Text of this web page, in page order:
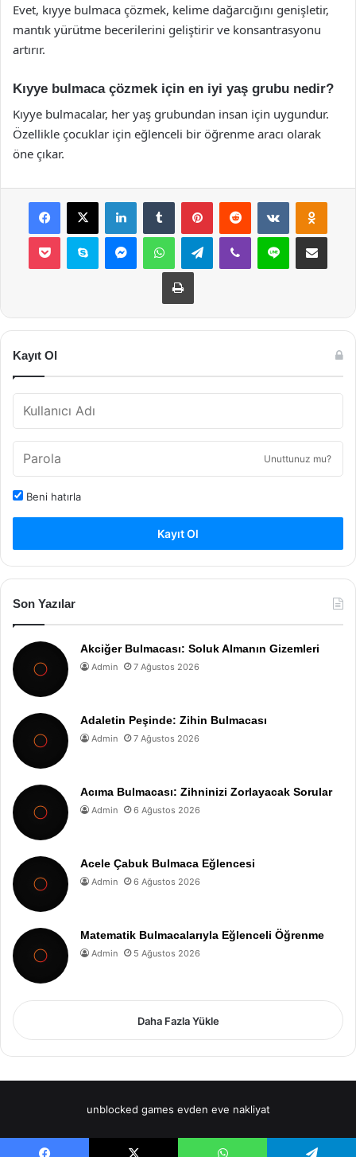
Evet, kıyye bulmaca çözmek, kelime dağarcığını genişletir,
mantık yürütme becerilerini geliştirir ve konsantrasyonu
artırır.
Kıyye bulmaca çözmek için en iyi yaş grubu nedir?
Kıyye bulmacalar, her yaş grubundan insan için uygundur.
Özellikle çocuklar için eğlenceli bir öğrenme aracı olarak
öne çıkar.
Facebook
X LinkedInTumblr PinterestReddit VKontakte
Pocket Skype MessengerWhatsAppTelegramViber Line E-Posta ile
Yazdır
Kayıt Ol
Unuttunuz mu?
Beni hatırla
Kayıt Ol
Son Yazılar
Akciğer Bulmacası: Soluk Almanın Gizemleri
Admin 7 Ağustos 2026
Adaletin Peşinde: Zihin Bulmacası
Admin 7 Ağustos 2026
Acıma Bulmacası: Zihninizi Zorlayacak Sorular
Admin 6 Ağustos 2026
Acele Çabuk Bulmaca Eğlencesi
Admin 6 Ağustos 2026
Matematik Bulmacalarıyla Eğlenceli Öğrenme
Admin 5 Ağustos 2026
Daha Fazla Yükle
unblocked games evden eve nakliyat